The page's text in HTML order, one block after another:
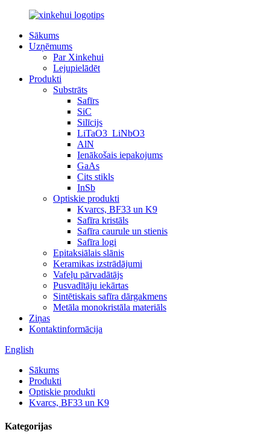
Sākums
Uzņēmums
Par Xinkehui
Lejupielādēt
Produkti
Substrāts
Safīrs
SiC
Silīcijs
LiTaO3_LiNbO3
AlN
Ienākošais iepakojums
GaAs
Cits stikls
InSb
Optiskie produkti
Kvarcs, BF33 un K9
Safīra kristāls
Safīra caurule un stienis
Safīra logi
Epitaksiālais slānis
Keramikas izstrādājumi
Vafeļu pārvadātājs
Pusvadītāju iekārtas
Sintētiskais safīra dārgakmens
Metāla monokristāla materiāls
Ziņas
Kontaktinformācija
English
Sākums
Produkti
Optiskie produkti
Kvarcs, BF33 un K9
Kategorijas